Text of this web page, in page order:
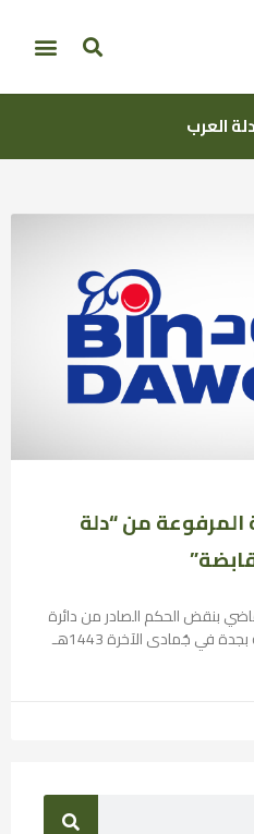
العرب
المرفوعة من “دلة
بنقض الحكم الصادر من دائرة
الاستئناف الثالثة بالمحكمة التجارية بجدة في جُمادى الآخرة 1443هـ